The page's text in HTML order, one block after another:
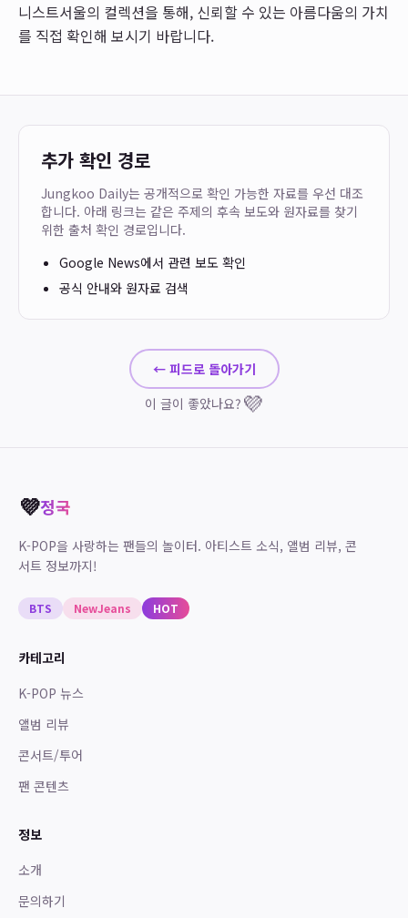
니스트서울의 컬렉션을 통해, 신뢰할 수 있는 아름다움의 가치
를 직접 확인해 보시기 바랍니다.
추가 확인 경로
Jungkoo Daily는 공개적으로 확인 가능한 자료를 우선 대조
합니다. 아래 링크는 같은 주제의 후속 보도와 원자료를 찾기
위한 출처 확인 경로입니다.
Google News에서 관련 보도 확인
공식 안내와 원자료 검색
← 피드로 돌아가기
이 글이 좋았나요? 💜
💜정국
K-POP을 사랑하는 팬들의 놀이터. 아티스트 소식, 앨범 리뷰, 콘
서트 정보까지!
BTS NewJeans HOT
카테고리
K-POP 뉴스
앨범 리뷰
콘서트/투어
팬 콘텐츠
정보
소개
문의하기